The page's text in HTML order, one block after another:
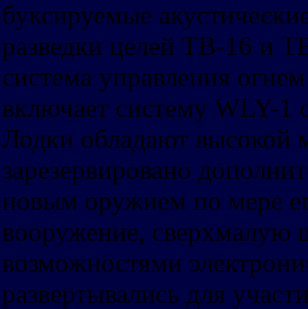
буксируемые
разведки целей ТВ-16 и
система управления
включает систему WLY-
Лодки обладают высокой
зарезервировано
новым оружием по мере
вооружение,
возможностями
развертывались для